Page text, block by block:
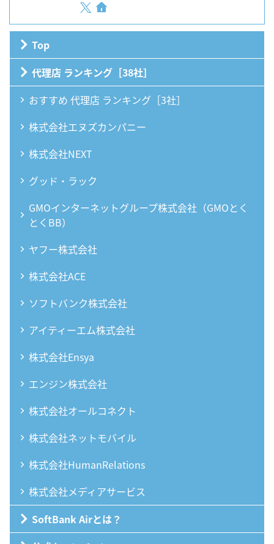
Top
代理店 ランキング［38社］
おすすめ 代理店 ランキング［3社］
株式会社エヌズカンパニー
株式会社NEXT
グッド・ラック
GMOインターネットグループ株式会社（GMOとく
とくBB）
ヤフー株式会社
株式会社ACE
ソフトバンク株式会社
アイティーエム株式会社
株式会社Ensya
エンジン株式会社
株式会社オールコネクト
株式会社ネットモバイル
株式会社HumanRelations
株式会社メディアサービス
SoftBank Airとは？